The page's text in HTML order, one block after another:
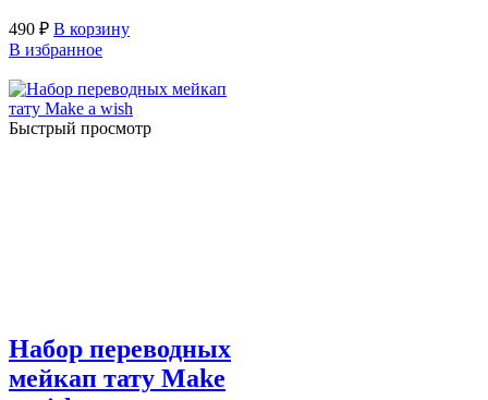
490 ₽ В корзину
В избранное
Быстрый просмотр
Набор переводных
мейкап тату Make